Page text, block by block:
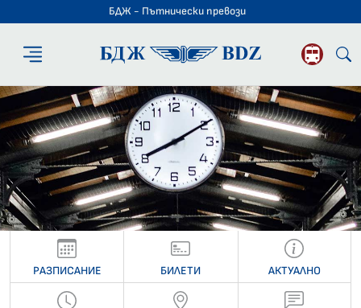
БДЖ - Пътнически превози
БДЖ -
РАЗПИСАНИЕ БИЛЕТИ АКТУАЛНО